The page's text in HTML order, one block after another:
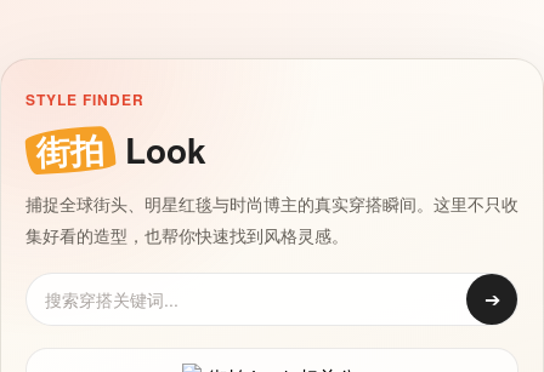
STYLE FINDER
街拍 Look
捕捉全球街头、明星红毯与时尚博主的真实穿搭瞬间。这里不只收
集好看的造型，也帮你快速找到风格灵感。
➔